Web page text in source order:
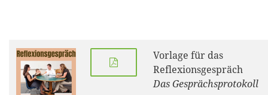
Vorlage für das
Reflexionsgespräch
Das Gesprächsprotokoll